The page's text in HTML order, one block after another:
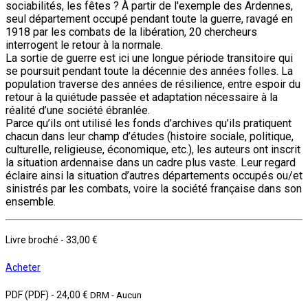
sociabilités, les fêtes ? À partir de l'exemple des Ardennes,
seul département occupé pendant toute la guerre, ravagé en
1918 par les combats de la libération, 20 chercheurs
interrogent le retour à la normale.
La sortie de guerre est ici une longue période transitoire qui
se poursuit pendant toute la décennie des années folles. La
population traverse des années de résilience, entre espoir du
retour à la quiétude passée et adaptation nécessaire à la
réalité d’une société ébranlée.
Parce qu’ils ont utilisé les fonds d’archives qu’ils pratiquent
chacun dans leur champ d’études (histoire sociale, politique,
culturelle, religieuse, économique, etc.), les auteurs ont inscrit
la situation ardennaise dans un cadre plus vaste. Leur regard
éclaire ainsi la situation d’autres départements occupés ou/et
sinistrés par les combats, voire la société française dans son
ensemble.
Livre broché - 33,00 €
Acheter
PDF (PDF) - 24,00 € DRM - Aucun